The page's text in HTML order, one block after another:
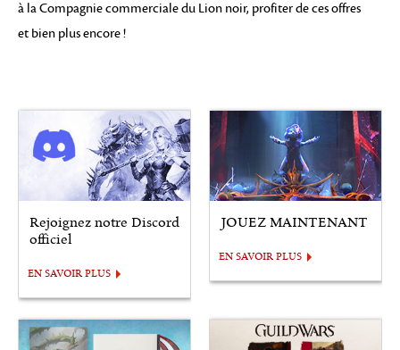
à la Compagnie commerciale du Lion noir, profiter de ces offres
et bien plus encore !
Rejoignez notre Discord
officiel
EN SAVOIR PLUS
JOUEZ MAINTENANT
EN SAVOIR PLUS